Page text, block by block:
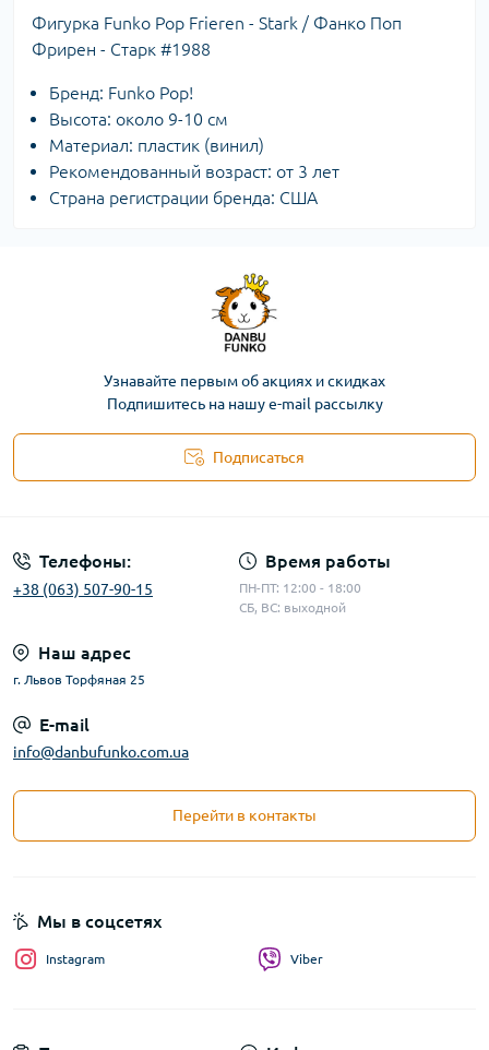
Фигурка Funko Pop Frieren - Stark / Фанко Поп
Фрирен - Старк #1988
Бренд: Funko Pop!
Высота: около 9-10 см
Материал: пластик (винил)
Рекомендованный возраст: от 3 лет
Страна регистрации бренда: США
Узнавайте первым об акциях и скидках
Подпишитесь на нашу e-mail рассылку
Подписаться
Телефоны:
+38 (063) 507-90-15
Время работы
ПН-ПТ: 12:00 - 18:00
СБ, ВС: выходной
Наш адрес
г. Львов Торфяная 25
E-mail
info@danbufunko.com.ua
Перейти в контакты
Мы в соцсетях
Instagram Viber